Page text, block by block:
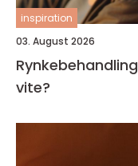
inspiration
03. August 2026
Rynkebehandling hva fungerer og hva bør du
vite?